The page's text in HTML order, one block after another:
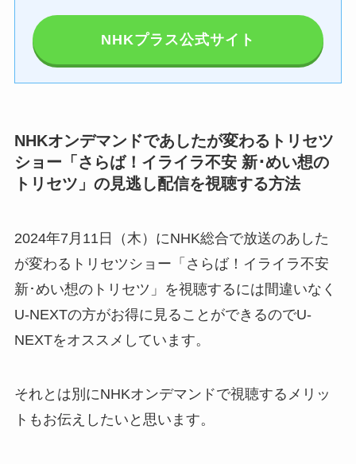
NHKプラス公式サイト
NHKオンデマンドであしたが変わるトリセツ
ショー「さらば！イライラ不安 新･めい想の
トリセツ」の見逃し配信を視聴する方法
2024年7月11日（木）にNHK総合で放送のあした
が変わるトリセツショー「さらば！イライラ不安
新･めい想のトリセツ」を視聴するには間違いなく
U-NEXTの方がお得に見ることができるのでU-
NEXTをオススメしています。
それとは別にNHKオンデマンドで視聴するメリッ
トもお伝えしたいと思います。